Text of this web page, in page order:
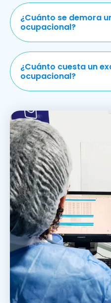
¿Cuánto se demora
ocupacional?
¿Cuánto cuesta un
ocupacional?